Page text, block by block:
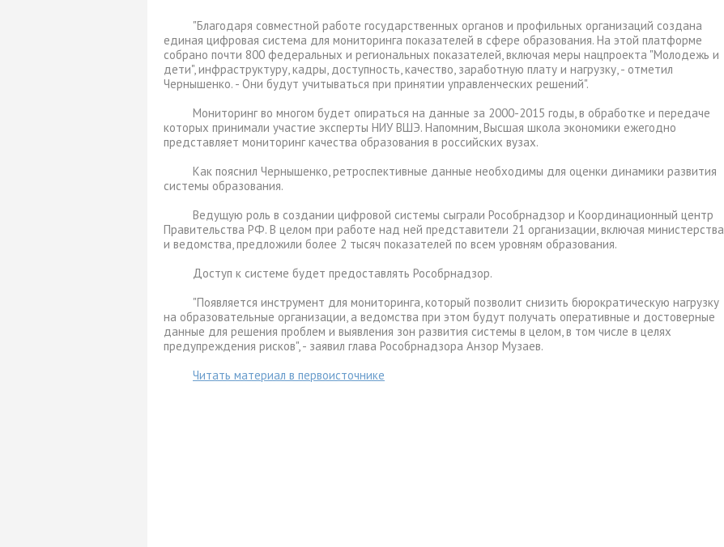
"Благодаря совместной работе государственных органов и профильных организаций создана
единая цифровая система для мониторинга показателей в сфере образования. На этой платформе
собрано почти 800 федеральных и региональных показателей, включая меры нацпроекта "Молодежь и
дети", инфраструктуру, кадры, доступность, качество, заработную плату и нагрузку, - отметил
Чернышенко. - Они будут учитываться при принятии управленческих решений".
Мониторинг во многом будет опираться на данные за 2000-2015 годы, в обработке и передаче
которых принимали участие эксперты НИУ ВШЭ. Напомним, Высшая школа экономики ежегодно
представляет мониторинг качества образования в российских вузах.
Как пояснил Чернышенко, ретроспективные данные необходимы для оценки динамики развития
системы образования.
Ведущую роль в создании цифровой системы сыграли Рособрнадзор и Координационный центр
Правительства РФ. В целом при работе над ней представители 21 организации, включая министерства
и ведомства, предложили более 2 тысяч показателей по всем уровням образования.
Доступ к системе будет предоставлять Рособрнадзор.
"Появляется инструмент для мониторинга, который позволит снизить бюрократическую нагрузку
на образовательные организации, а ведомства при этом будут получать оперативные и достоверные
данные для решения проблем и выявления зон развития системы в целом, в том числе в целях
предупреждения рисков", - заявил глава Рособрнадзора Анзор Музаев.
Читать материал в первоисточнике